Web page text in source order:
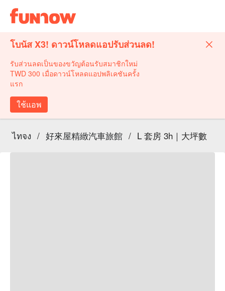
โบนัส X3! ดาวน์โหลดแอปรับส่วนลด!
รับส่วนลดเป็นของขวัญต้อนรับสมาชิกใหม่
TWD 300 เมื่อดาวน์โหลดแอปพลิเคชันครั้ง
แรก
ใช้แอพ
ไทจง / 好來屋精緻汽車旅館 / L 套房 3h｜大坪數